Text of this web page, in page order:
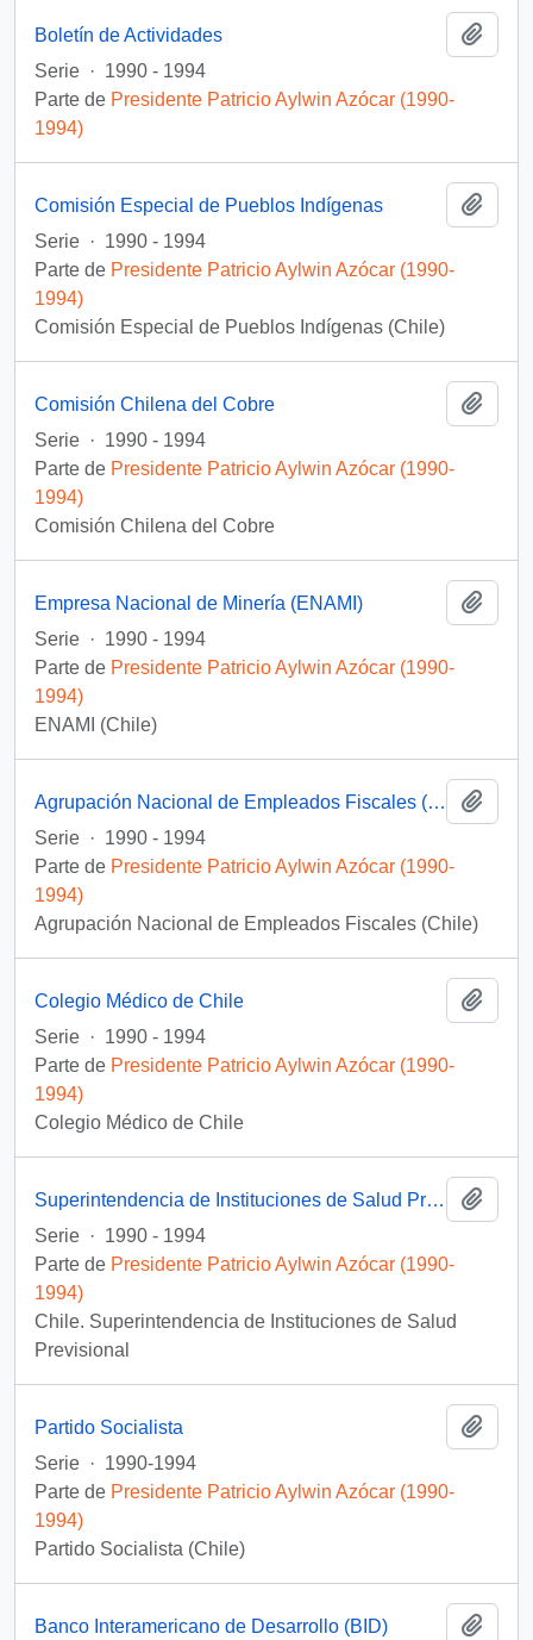
Boletín de Actividades
Serie · 1990 - 1994
Parte de Presidente Patricio Aylwin Azócar (1990-
1994)
Comisión Especial de Pueblos Indígenas
Serie · 1990 - 1994
Parte de Presidente Patricio Aylwin Azócar (1990-
1994)
Comisión Especial de Pueblos Indígenas (Chile)
Comisión Chilena del Cobre
Serie · 1990 - 1994
Parte de Presidente Patricio Aylwin Azócar (1990-
1994)
Comisión Chilena del Cobre
Empresa Nacional de Minería (ENAMI)
Serie · 1990 - 1994
Parte de Presidente Patricio Aylwin Azócar (1990-
1994)
ENAMI (Chile)
Agrupación Nacional de Empleados Fiscales (ANEF)
Serie · 1990 - 1994
Parte de Presidente Patricio Aylwin Azócar (1990-
1994)
Agrupación Nacional de Empleados Fiscales (Chile)
Colegio Médico de Chile
Serie · 1990 - 1994
Parte de Presidente Patricio Aylwin Azócar (1990-
1994)
Colegio Médico de Chile
Superintendencia de Instituciones de Salud Previsional
Serie · 1990 - 1994
Parte de Presidente Patricio Aylwin Azócar (1990-
1994)
Chile. Superintendencia de Instituciones de Salud
Previsional
Partido Socialista
Serie · 1990-1994
Parte de Presidente Patricio Aylwin Azócar (1990-
1994)
Partido Socialista (Chile)
Banco Interamericano de Desarrollo (BID)